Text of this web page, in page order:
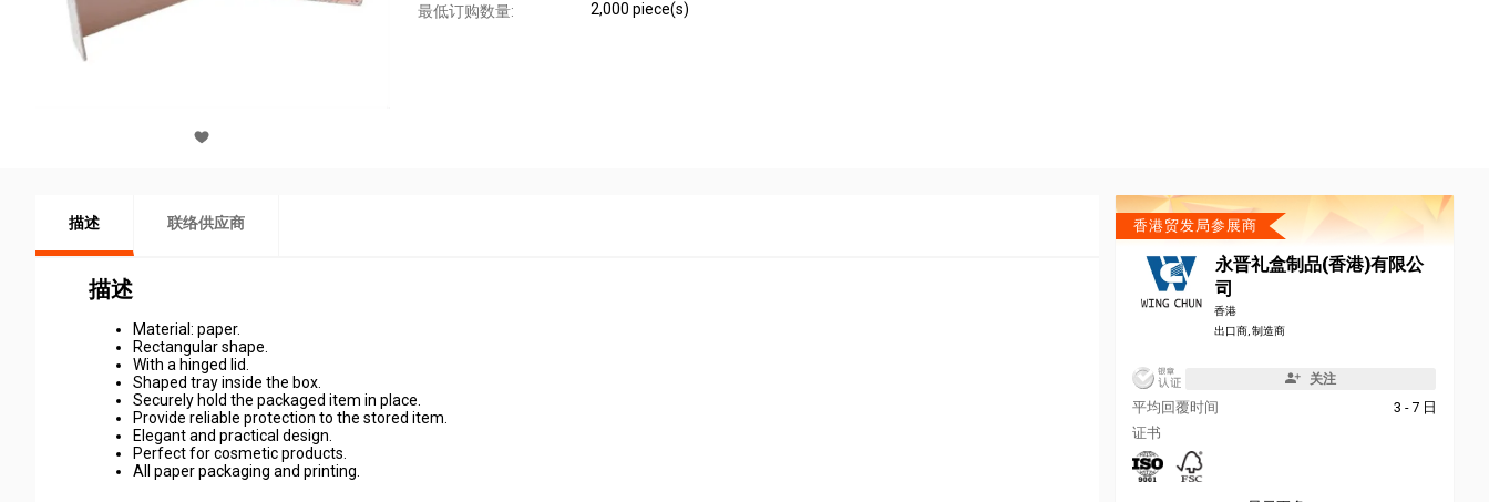
最低订购数量: 2,000 piece(s)
描述 联络供应商
描述
Material: paper.
Rectangular shape.
With a hinged lid.
Shaped tray inside the box.
Securely hold the packaged item in place.
Provide reliable protection to the stored item.
Elegant and practical design.
Perfect for cosmetic products.
All paper packaging and printing.
香港贸发局参展商
永晋礼盒制品(香港)有限公
司
香港
出口商, 制造商
关注
平均回覆时间
3 - 7 日
证书